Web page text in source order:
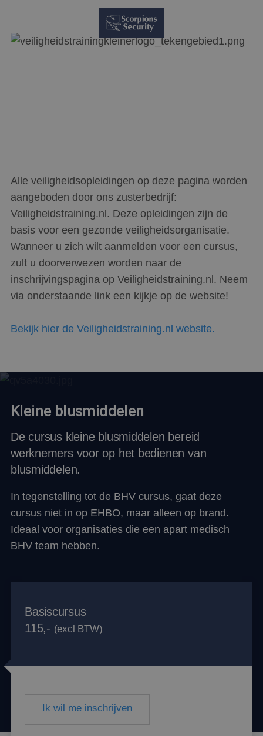
Alle veiligheidsopleidingen op deze pagina worden
aangeboden door ons zusterbedrijf:
Veiligheidstraining.nl. Deze opleidingen zijn de
basis voor een gezonde veiligheidsorganisatie.
Wanneer u zich wilt aanmelden voor een cursus,
zult u doorverwezen worden naar de
inschrijvingspagina op Veiligheidstraining.nl. Neem
via onderstaande link een kijkje op de website!
Bekijk hier de Veiligheidstraining.nl website.
Kleine blusmiddelen
De cursus kleine blusmiddelen bereid
werknemers voor op het bedienen van
blusmiddelen.
In tegenstelling tot de BHV cursus, gaat deze
cursus niet in op EHBO, maar alleen op brand.
Ideaal voor organisaties die een apart medisch
BHV team hebben.
Basiscursus
115,- (excl BTW)
Ik wil me inschrijven